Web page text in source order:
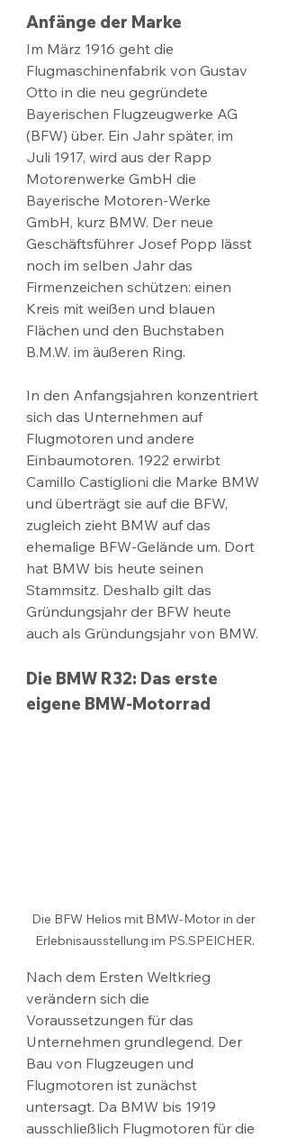
Anfänge der Marke
Im März 1916 geht die
Flugmaschinenfabrik von Gustav
Otto in die neu gegründete
Bayerischen Flugzeugwerke AG
(BFW) über. Ein Jahr später, im
Juli 1917, wird aus der Rapp
Motorenwerke GmbH die
Bayerische Motoren-Werke
GmbH, kurz BMW. Der neue
Geschäftsführer Josef Popp lässt
noch im selben Jahr das
Firmenzeichen schützen: einen
Kreis mit weißen und blauen
Flächen und den Buchstaben
B.M.W. im äußeren Ring.
In den Anfangsjahren konzentriert
sich das Unternehmen auf
Flugmotoren und andere
Einbaumotoren. 1922 erwirbt
Camillo Castiglioni die Marke BMW
und überträgt sie auf die BFW,
zugleich zieht BMW auf das
ehemalige BFW-Gelände um. Dort
hat BMW bis heute seinen
Stammsitz. Deshalb gilt das
Gründungsjahr der BFW heute
auch als Gründungsjahr von BMW.
Die BMW R32: Das erste
eigene BMW-Motorrad
Die BFW Helios mit BMW-Motor in der
Erlebnisausstellung im PS.SPEICHER.
Nach dem Ersten Weltkrieg
verändern sich die
Voraussetzungen für das
Unternehmen grundlegend. Der
Bau von Flugzeugen und
Flugmotoren ist zunächst
untersagt. Da BMW bis 1919
ausschließlich Flugmotoren für die